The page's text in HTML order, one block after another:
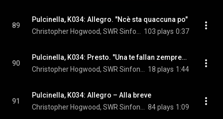
89
Pulcinella, K034: Allegro. "Ncè sta quaccuna po"
103 plays 0:37
90
Pulcinella, K034: Presto. "Una te fallan zemprecce"
18 plays 1:44
91
Pulcinella, K034: Allegro – Alla breve
84 plays 1:09